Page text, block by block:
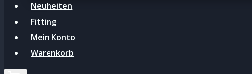
Neuheiten
Fitting
Mein Konto
Warenkorb